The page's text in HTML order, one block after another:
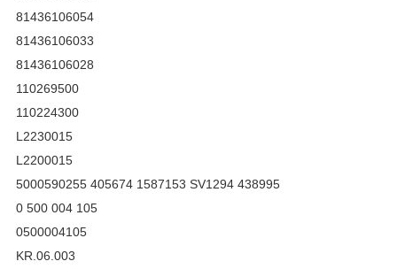
81436106054
81436106033
81436106028
110269500
110224300
L2230015
L2200015
5000590255 405674 1587153 SV1294 438995
0 500 004 105
0500004105
KR.06.003